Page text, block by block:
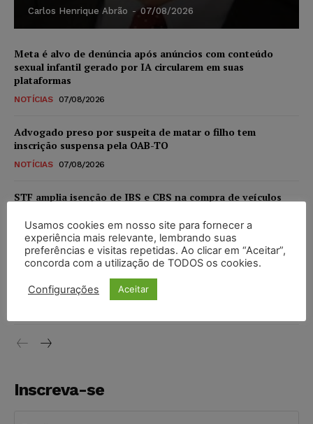
Carlos Henrique Abrão - 07/08/2026
Meta é alvo de denúncia após anúncios com conteúdo
sexual infantil gerado por IA circularem em suas
plataformas
NOTÍCIAS 07/08/2026
Advogado preso por suspeita de matar o filho tem
inscrição suspensa pela OAB-TO
NOTÍCIAS 07/08/2026
STF amplia isenção de IBS e CBS na compra de veículos
níveis
DIREITO TRIBUTÁRIO 07/08/2026
Justiça do Trabalho mantém justa causa de empregado que
vendia canetas emagrecedoras no local de trabalho
Inscreva-se
Usamos cookies em nosso site para fornecer a
experiência mais relevante, lembrando suas
preferências e visitas repetidas. Ao clicar em “Aceitar”,
concorda com a utilização de TODOS os cookies.
Configurações Aceitar